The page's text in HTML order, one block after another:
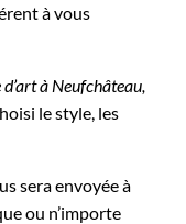
à vous
à Neufchâteau,
le style, les
sera envoyée à
ou n’importe